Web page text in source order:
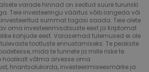
varade hinnad on seotud suure tururiski
Teie investeeringu väärtus võib langeda või
summat tagasi saada. Teie olete
oma investeerimisotsuste eest ja Kriptomat
kahjude eest. Varasemad tulemused ei ole
tootluste ennustamiseks. Te peaksite
mida te tunnete ja mille riske te
hoolikalt võtma arvesse oma
finantsolukorda, investeerimiseesmärke ja